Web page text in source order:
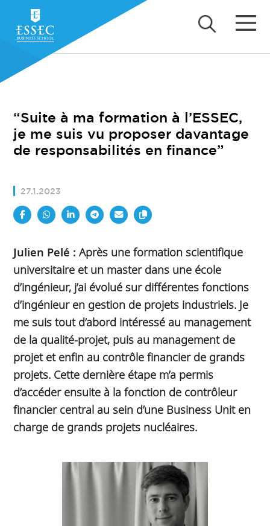
“Suite à ma formation à l’ESSEC,
je me suis vu proposer davantage
de responsabilités en finance”
27.1.2023
Julien Pelé :Après une formation scientifique
universitaire et un master dans une école
d’ingénieur, j’ai évolué sur différentes fonctions
d’ingénieur en gestion de projets industriels. Je
me suis tout d’abord intéressé au management
de la qualité-projet, puis au management de
projet et enfin au contrôle financier de grands
projets. Cette dernière étape m’a permis
d’accéder ensuite à la fonction de contrôleur
financier central au sein d’une Business Unit en
charge de grands projets nucléaires.